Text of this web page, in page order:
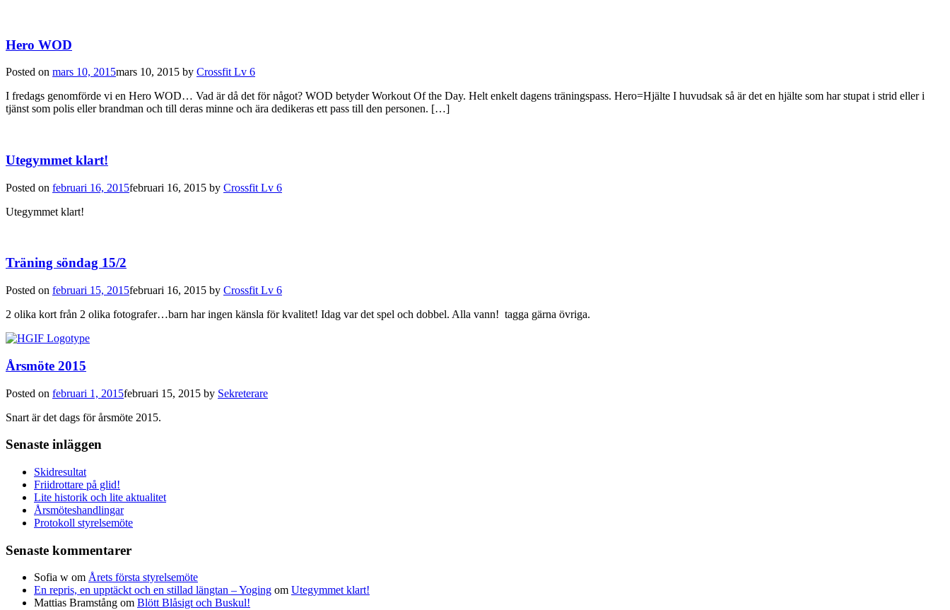
Hero WOD
Posted on mars 10, 2015mars 10, 2015 by Crossfit Lv 6
I fredags genomförde vi en Hero WOD… Vad är då det för något? WOD betyder Workout Of the Day. Helt enkelt dagens träningspass. Hero=Hjälte I huvudsak så är det en hjälte som har stupat i strid eller i
tjänst som polis eller brandman och till deras minne och ära dedikeras ett pass till den personen. […]
Utegymmet klart!
Posted on februari 16, 2015februari 16, 2015 by Crossfit Lv 6
Utegymmet klart!
Träning söndag 15/2
Posted on februari 15, 2015februari 16, 2015 by Crossfit Lv 6
2 olika kort från 2 olika fotografer…barn har ingen känsla för kvalitet! Idag var det spel och dobbel. Alla vann! tagga gärna övriga.
Årsmöte 2015
Posted on februari 1, 2015februari 15, 2015 by Sekreterare
Snart är det dags för årsmöte 2015.
Senaste inläggen
Skidresultat
Friidrottare på glid!
Lite historik och lite aktualitet
Årsmöteshandlingar
Protokoll styrelsemöte
Senaste kommentarer
Sofia w om Årets första styrelsemöte
En repris, en upptäckt och en stillad längtan – Yoging om Utegymmet klart!
Mattias Bramstång om Blött Blåsigt och Buskul!